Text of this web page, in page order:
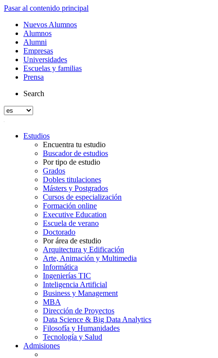
Pasar al contenido principal
Nuevos Alumnos
Alumnos
Alumni
Empresas
Universidades
Escuelas y familias
Prensa
Search
Estudios
Encuentra tu estudio
Buscador de estudios
Por tipo de estudio
Grados
Dobles titulaciones
Másters y Postgrados
Cursos de especialización
Formación online
Executive Education
Escuela de verano
Doctorado
Por área de estudio
Arquitectura y Edificación
Arte, Animación y Multimedia
Informática
Ingenierías TIC
Inteligencia Artificial
Business y Management
MBA
Dirección de Proyectos
Data Science & Big Data Analytics
Filosofía y Humanidades
Tecnología y Salud
Admisiones